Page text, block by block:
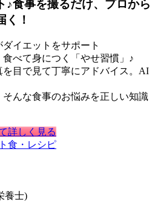
♪食事を撮るだけ、プロから
く！
イエットをサポート
べて身につく「やせ習慣」♪
目で見て丁寧にアドバイス。AI
そんな食事のお悩みを正しい知識
詳しく見る
食・レシピ
養士)